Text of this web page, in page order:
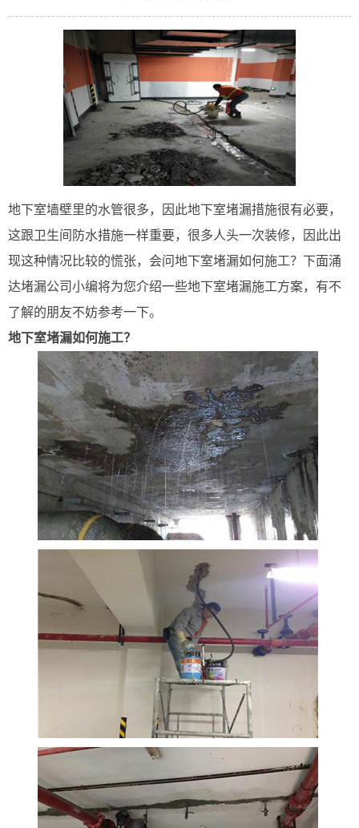
地下室墙壁里的水管很多，因此地下室堵漏措施很有必要，
这跟卫生间防水措施一样重要，很多人头一次装修，因此出
现这种情况比较的慌张，会问地下室堵漏如何施工？下面涌
达堵漏公司小编将为您介绍一些地下室堵漏施工方案，有不
了解的朋友不妨参考一下。
地下室堵漏如何施工？